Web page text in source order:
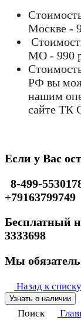
Москве -
МО - 990
РФ вы
нашим
сайте ТК
Если у Вас
8-499-
+79163799749
Бесплатный
3333698
Мы
Назад к списку
Узнать о наличии
Поиск